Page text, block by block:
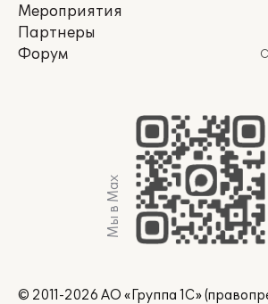
Мероприятия
Партнеры
Форум
Мы в Max
© 2011-2026 АО «Группа 1С»